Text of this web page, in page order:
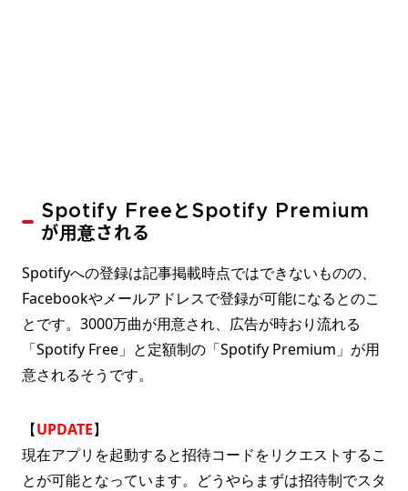
Spotify FreeとSpotify Premium
が用意される
Spotifyへの登録は記事掲載時点ではできないものの、
Facebookやメールアドレスで登録が可能になるとのこ
とです。3000万曲が用意され、広告が時おり流れる
「Spotify Free」と定額制の「Spotify Premium」が用
意されるそうです。
【UPDATE】
現在アプリを起動すると招待コードをリクエストするこ
とが可能となっています。どうやらまずは招待制でスタ